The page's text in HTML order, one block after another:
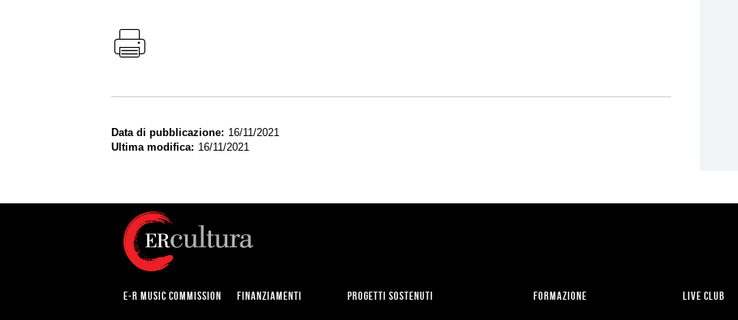
Data di pubblicazione
16/11/2021
Ultima modifica
16/11/2021
E-R MUSIC COMMISSION FINANZIAMENTI PROGETTI SOSTENUTI FORMAZIONE LIVE CLUB